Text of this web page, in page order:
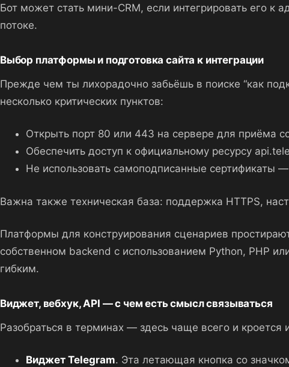
Бот может стать мини-CRM, если интегрировать его
потоке.
Выбор платформы и подготовка сайта к интеграции
Прежде чем ты лихорадочно забьёшь в поиске “как
несколько критических пунктов:
Открыть порт 80 или 443 на сервере для приёма
Обеспечить доступ к официальному ресурсу
Не использовать самоподписанные сертификаты
Важна также техническая база: поддержка HTTPS,
Платформы для конструирования сценариев
собственном backend с использованием Python, PHP
гибким.
Виджет, вебхук, API — с чем есть смысл связываться
Разобраться в терминах — здесь чаще всего и
Виджет Telegram. Эта летающая кнопка со